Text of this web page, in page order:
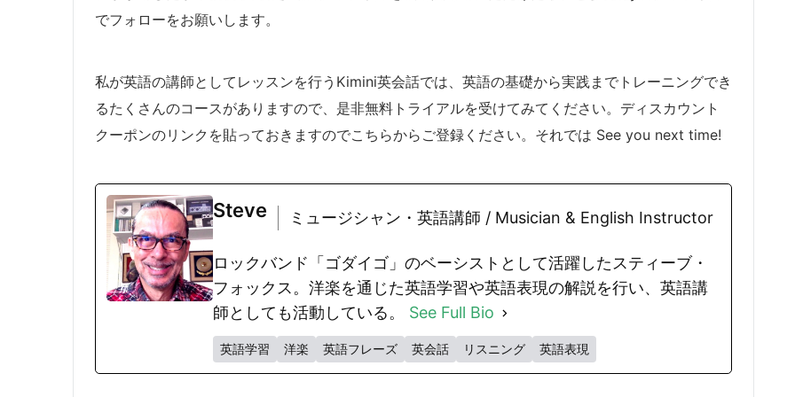
でフォローをお願いします。
私が英語の講師としてレッスンを行うKimini英会話では、英語の基礎から実践までトレーニングでき
るたくさんのコースがありますので、是非無料トライアルを受けてみてください。ディスカウント
クーポンのリンクを貼っておきますのでこちらからご登録ください。それでは See you next time!
Steve ミュージシャン・英語講師 / Musician & English Instructor
ロックバンド「ゴダイゴ」のベーシストとして活躍したスティーブ・
フォックス。洋楽を通じた英語学習や英語表現の解説を行い、英語講
師としても活動している。 See Full Bio
英語学習 洋楽 英語フレーズ 英会話 リスニング 英語表現